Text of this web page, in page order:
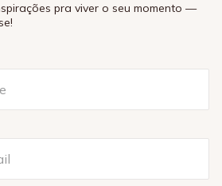
pra viver o seu momento —